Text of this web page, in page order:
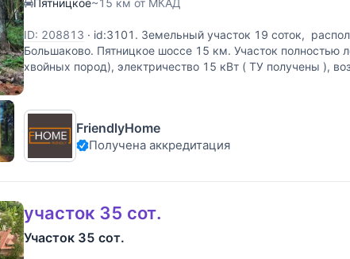
Пятницкое~15 км от МКАД
ID: 208813 · id:3101. Земельный участок 19 соток,
Большаково. Пятницкое шоссе 15 км. Участок полностью
хвойных пород), электричество 15 кВт ( ТУ получены ),
FriendlyHome
Получена аккредитация
участок 35 сот.
Участок 35 сот.